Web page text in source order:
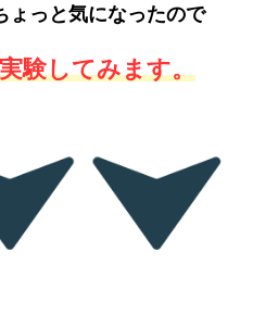
ょっと気になったので
験してみます。